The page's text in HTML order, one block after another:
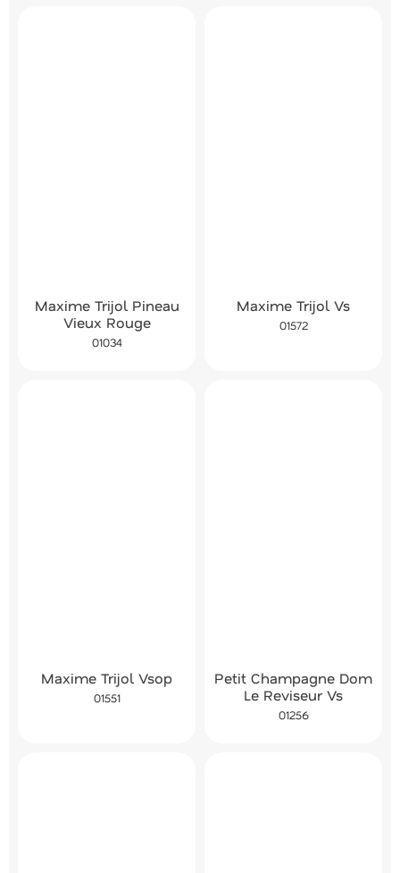
Maxime Trijol Pineau
Vieux Rouge
01034
Maxime Trijol Vs
01572
Maxime Trijol Vsop
01551
Petit Champagne Dom
Le Reviseur Vs
01256